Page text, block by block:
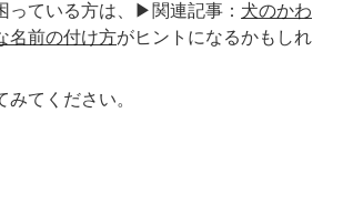
っている方は、▶関連記事： 犬のかわ
名前の付け方がヒントになるかもしれ
てください。